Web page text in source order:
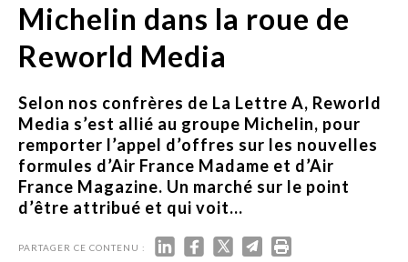
Michelin dans la roue de
Reworld Media
Selon nos confrères de La Lettre A, Reworld
Media s’est allié au groupe Michelin, pour
remporter l’appel d’offres sur les nouvelles
formules d’Air France Madame et d’Air
France Magazine. Un marché sur le point
d’être attribué et qui voit...
PARTAGER CE CONTENU :